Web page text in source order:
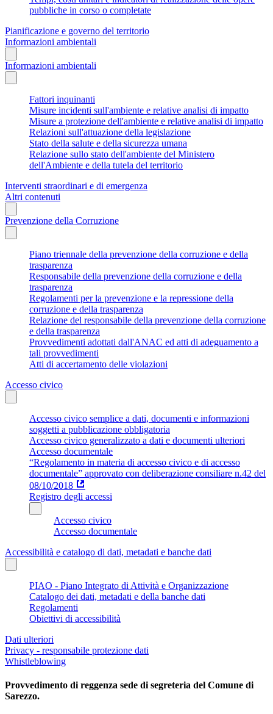
pubbliche in corso o completate
Pianificazione e governo del territorio
Informazioni ambientali
Informazioni ambientali
Fattori inquinanti
Misure incidenti sull'ambiente e relative analisi di impatto
Misure a protezione dell'ambiente e relative analisi di impatto
Relazioni sull'attuazione della legislazione
Stato della salute e della sicurezza umana
Relazione sullo stato dell'ambiente del Ministero
dell'Ambiente e della tutela del territorio
Interventi straordinari e di emergenza
Altri contenuti
Prevenzione della Corruzione
Piano triennale della prevenzione della corruzione e della
trasparenza
Responsabile della prevenzione della corruzione e della
trasparenza
Regolamenti per la prevenzione e la repressione della
corruzione e della trasparenza
Relazione del responsabile della prevenzione della corruzione
e della trasparenza
Provvedimenti adottati dall'ANAC ed atti di adeguamento a
tali provvedimenti
Atti di accertamento delle violazioni
Accesso civico
Accesso civico semplice a dati, documenti e informazioni
soggetti a pubblicazione obbligatoria
Accesso civico generalizzato a dati e documenti ulteriori
Accesso documentale
“Regolamento in materia di accesso civico e di accesso
documentale” approvato con deliberazione consiliare n.42 del
08/10/2018
Registro degli accessi
Accesso civico
Accesso documentale
Accessibilità e catalogo di dati, metadati e banche dati
PIAO - Piano Integrato di Attività e Organizzazione
Catalogo dei dati, metadati e della banche dati
Regolamenti
Obiettivi di accessibilità
Dati ulteriori
Privacy - responsabile protezione dati
Whistleblowing
Provvedimento di reggenza sede di segreteria del Comune di
Sarezzo.